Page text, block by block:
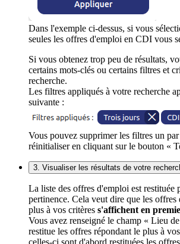
Dans l'exemple ci-dessus, si vous
seules les offres d'emploi en CDI vous
Si vous obtenez trop peu de résultats,
certains mots-clés ou certains filtres et
recherche.
Les filtres appliqués à votre recherche
suivante :
Vous pouvez supprimer les filtres un
réinitialiser en cliquant sur le bouton «
3. Visualiser les résultats de votre
La liste des offres d'emploi est restituée
pertinence. Cela veut dire que les
plus à vos critères s'affichent en
Vous avez renseigné le champ « Lieu
restitue les offres répondant le plus à
celles-ci sont d'abord restituées les